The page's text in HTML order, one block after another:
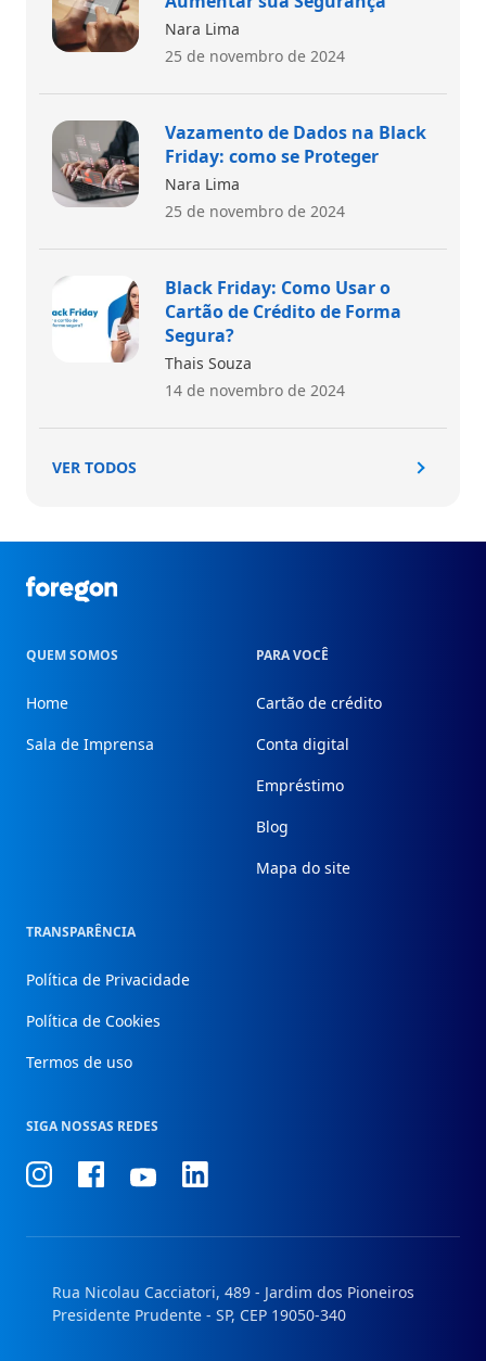
Nara Lima
25 de novembro de 2024
Vazamento de Dados na Black
Friday: como se Proteger
Nara Lima
25 de novembro de 2024
Black Friday: Como Usar o
Cartão de Crédito de Forma
Segura?
Thais Souza
14 de novembro de 2024
VER TODOS
Foregon.com
QUEM SOMOS
Home
Sala de Imprensa
PARA VOCÊ
Cartão de crédito
Conta digital
Empréstimo
Blog
Mapa do site
TRANSPARÊNCIA
Política de Privacidade
Política de Cookies
Termos de uso
SIGA NOSSAS REDES
ConheçaConheçaConheçaConheça
Rua Nicolau Cacciatori, 489 - Jardim dos Pioneiros
Presidente Prudente - SP, CEP 19050-340